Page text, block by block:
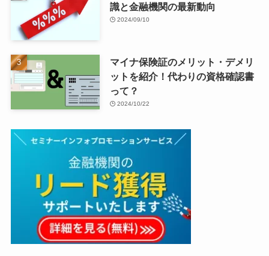
識と金融機関の最新動向
2024/09/10
マイナ保険証のメリット・デメリ
ットを紹介！代わりの資格確認書
って？
2024/10/22